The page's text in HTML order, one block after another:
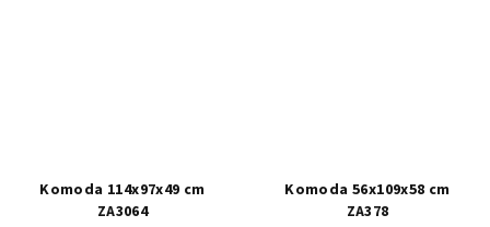
Komoda 114x97x49 cm
ZA3064
Komoda 56x109x58 cm
ZA378